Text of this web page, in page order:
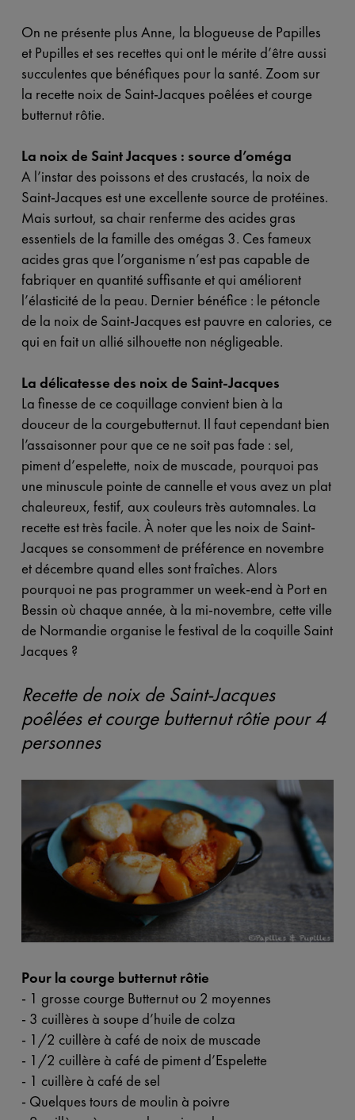
On ne présente plus Anne, la blogueuse de Papilles
et Pupilles et ses recettes qui ont le mérite d’être aussi
succulentes que bénéfiques pour la santé. Zoom sur
la recette noix de Saint-Jacques poêlées et courge
butternut rôtie.
La noix de Saint Jacques : source d’oméga
A l’instar des poissons et des crustacés, la noix de
Saint-Jacques est une excellente source de protéines.
Mais surtout, sa chair renferme des acides gras
essentiels de la famille des omégas 3. Ces fameux
acides gras que l’organisme n’est pas capable de
fabriquer en quantité suffisante et qui améliorent
l’élasticité de la peau. Dernier bénéfice : le pétoncle
de la noix de Saint-Jacques est pauvre en calories, ce
qui en fait un allié silhouette non négligeable.
La délicatesse des noix de Saint-Jacques
La finesse de ce coquillage convient bien à la
douceur de la courgebutternut. Il faut cependant bien
l’assaisonner pour que ce ne soit pas fade : sel,
piment d’espelette, noix de muscade, pourquoi pas
une minuscule pointe de cannelle et vous avez un plat
chaleureux, festif, aux couleurs très automnales. La
recette est très facile. À noter que les noix de Saint-
Jacques se consomment de préférence en novembre
et décembre quand elles sont fraîches. Alors
pourquoi ne pas programmer un week-end à Port en
Bessin où chaque année, à la mi-novembre, cette ville
de Normandie organise le festival de la coquille Saint
Jacques ?
Recette de noix de Saint-Jacques
poêlées et courge butternut rôtie pour 4
personnes
Pour la courge butternut rôtie
- 1 grosse courge Butternutou 2 moyennes
- 3 cuillères à soupe d’huile de colza
- 1/2 cuillère à café de noix de muscade
- 1/2 cuillère à café de piment d’Espelette
- 1 cuillère à café de sel
- Quelques tours de moulin à poivre